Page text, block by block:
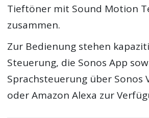
Tieftöner mit Sound Motion
zusammen.
Zur Bedienung stehen
Steuerung, die Sonos App
Sprachsteuerung über Sonos
oder Amazon Alexa zur